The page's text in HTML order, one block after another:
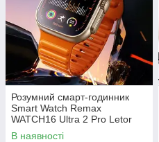
Розумний смарт-годинник
Smart Watch Remax
WATCH16 Ultra 2 Pro Letor
Series
В наявності